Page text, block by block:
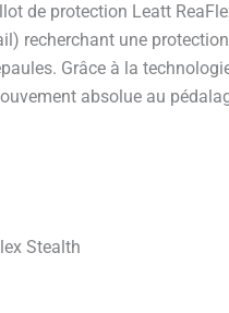
de protection Leatt
recherchant une
Grâce à la
absolue au
Stealth